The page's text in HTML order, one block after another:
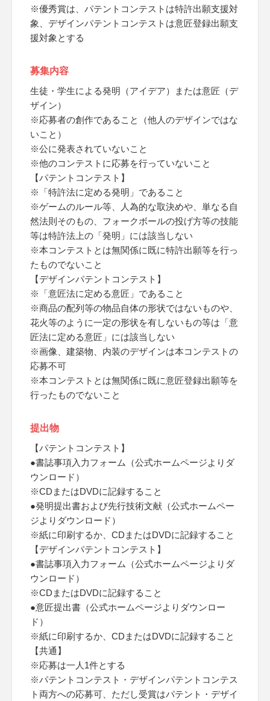
※優秀賞は、パテントコンテストは特許出願支援対
象、デザインパテントコンテストは意匠登録出願支
援対象とする
募集内容
生徒・学生による発明（アイデア）または意匠（デ
ザイン）
※応募者の創作であること（他人のデザインではな
いこと）
※公に発表されていないこと
※他のコンテストに応募を行っていないこと
【パテントコンテスト】
※「特許法に定める発明」であること
※ゲームのルール等、人為的な取決めや、単なる自
然法則そのもの、フォークボールの投げ方等の技能
等は特許法上の「発明」には該当しない
※本コンテストとは無関係に既に特許出願等を行っ
たものでないこと
【デザインパテントコンテスト】
※「意匠法に定める意匠」であること
※商品の配列等の物品自体の形状ではないものや、
花火等のように一定の形状を有しないもの等は「意
匠法に定める意匠」には該当しない
※画像、建築物、内装のデザインは本コンテストの
応募不可
※本コンテストとは無関係に既に意匠登録出願等を
行ったものでないこと
提出物
【パテントコンテスト】
●書誌事項入力フォーム（公式ホームページよりダ
ウンロード）
※CDまたはDVDに記録すること
●発明提出書および先行技術文献（公式ホームペー
ジよりダウンロード）
※紙に印刷するか、CDまたはDVDに記録すること
【デザインパテントコンテスト】
●書誌事項入力フォーム（公式ホームページよりダ
ウンロード）
※CDまたはDVDに記録すること
●意匠提出書（公式ホームページよりダウンロー
ド）
※紙に印刷するか、CDまたはDVDに記録すること
【共通】
※応募は一人1件とする
※パテントコンテスト・デザインパテントコンテス
ト両方への応募可、ただし受賞はパテント・デザイ